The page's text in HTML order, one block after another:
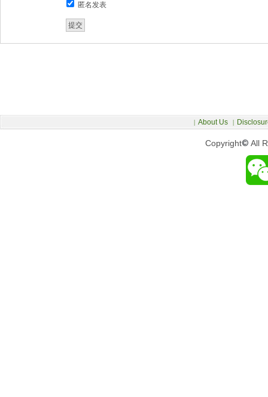
匿名发表
Copyright© All
| About Us |